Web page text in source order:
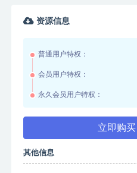
资源信息
普通用户特权：
会员用户特权：
永久会员用户特权：
立即购买
其他信息